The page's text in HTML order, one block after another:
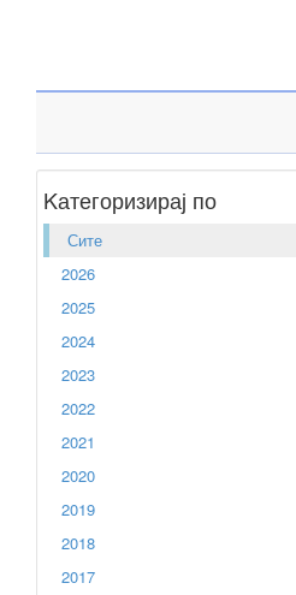
Kатегоризирај по
Сите
2026
2025
2024
2023
2022
2021
2020
2019
2018
2017